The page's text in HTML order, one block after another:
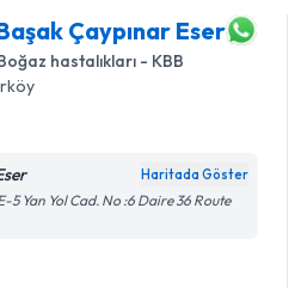
Çaypınar Eser
hastalıkları - KBB
Haritada Göster
5 Yan Yol Cad. No :6 Daire 36 Route